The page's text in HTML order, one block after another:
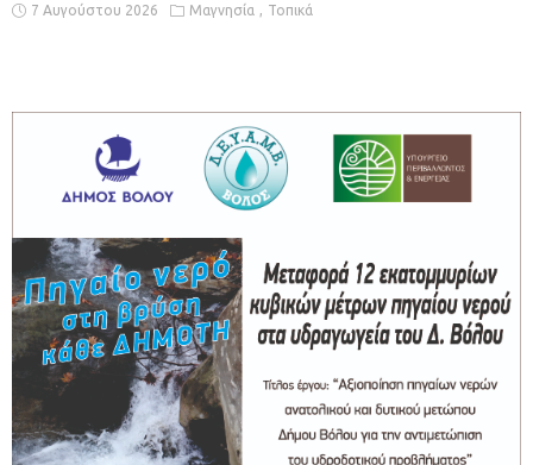
7 Αυγούστου 2026 Μαγνησία Τοπικά